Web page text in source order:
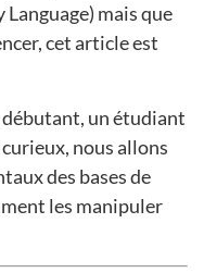
mais que
cet article est
débutant, un étudiant
nous allons
des bases de
les manipuler